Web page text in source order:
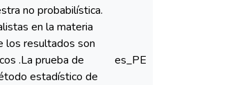
no probabilística.
en la materia
los resultados son
.La prueba de
estadístico de
es_PE